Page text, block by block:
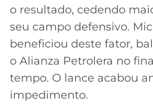
o resultado, cedendo
seu campo defensivo.
beneficiou deste fator,
o Alianza Petrolera no
tempo. O lance acabou
impedimento.